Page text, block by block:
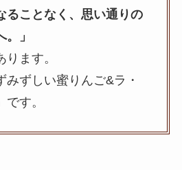
ことなく、思い通りの
」
ます。
ずしい蜜りんご&ラ・
す。